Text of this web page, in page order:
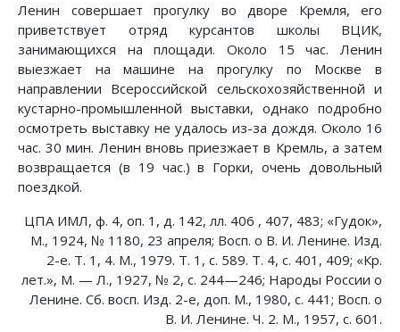
Ленин совершает прогулку во дворе Кремля, его
приветствует отряд курсантов школы ВЦИК,
занимающихся на площади. Около 15 час. Ленин
выезжает на машине на прогулку по Москве в
направлении Всероссийской сельскохозяйственной и
кустарно-промышленной выставки, однако подробно
осмотреть выставку не удалось из-за дождя. Около 16
час. 30 мин. Ленин вновь приезжает в Кремль, а затем
возвращается (в 19 час.) в Горки, очень довольный
поездкой.
ЦПА ИМЛ, ф. 4, оп. 1, д. 142, лл. 406 , 407, 483; «Гудок»,
М., 1924, № 1180, 23 апреля; Восп. о В. И. Ленине. Изд.
2-е. Т. 1, 4. М., 1979. Т. 1, с. 589. Т. 4, с. 401, 409; «Кр.
лет.», М. — Л., 1927, № 2, с. 244—246; Народы России о
Ленине. Сб. восп. Изд. 2-е, доп. М., 1980, с. 441; Восп. о
В. И. Ленине. Ч. 2. М., 1957, с. 601.